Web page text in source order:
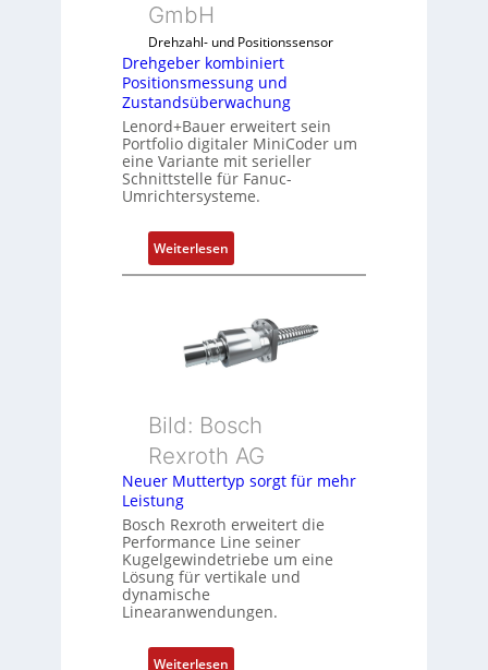
m
b
i
i
e
r
P
o
s
i
o
m
s
u
n
g
n
d
GmbH
Drehzahl- und Positionssensor
Drehgeber kombiniert
Positionsmessung und
Zustandsüberwachung
Lenord+Bauer erweitert sein
Portfolio digitaler MiniCoder um
eine Variante mit serieller
Schnittstelle für Fanuc-
Umrichtersysteme.
Weiterlesen:
D
h
g
e
k
m
b
i
i
r
Bild: Bosch
Rexroth AG
Neuer Muttertyp sorgt für mehr
Leistung
Bosch Rexroth erweitert die
Performance Line seiner
Kugelgewindetriebe um eine
Lösung für vertikale und
dynamische
Linearanwendungen.
Weiterlesen: